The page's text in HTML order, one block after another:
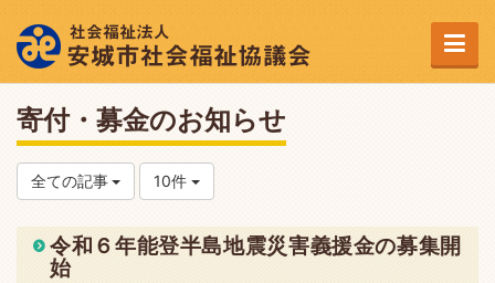
寄付・募金のお知らせ
全ての記事 10件
令和６年能登半島地震災害義援金の募集開
始